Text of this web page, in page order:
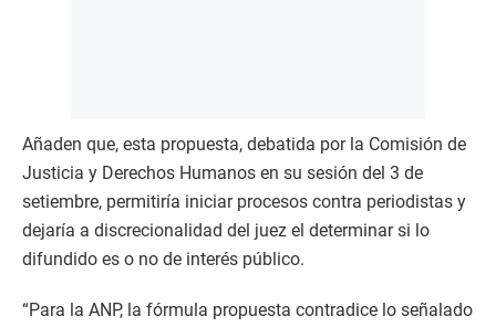
Añaden que, esta propuesta, debatida por la Comisión de
Justicia y Derechos Humanos en su sesión del 3 de
setiembre, permitiría iniciar procesos contra periodistas y
dejaría a discrecionalidad del juez el determinar si lo
difundido es o no de interés público.
“Para la ANP, la fórmula propuesta contradice lo señalado